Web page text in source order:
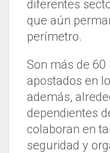
diferentes
que aún
perímetro.
Son más de
apostados en
además,
dependientes
colaboran en
seguridad y